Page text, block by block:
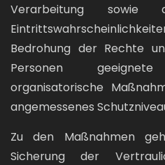
Verarbeitung sowie
Bedrohung der Rechte
Personen
organisatorische
angemessenes
Zu den Maßnahmen
Sicherung der